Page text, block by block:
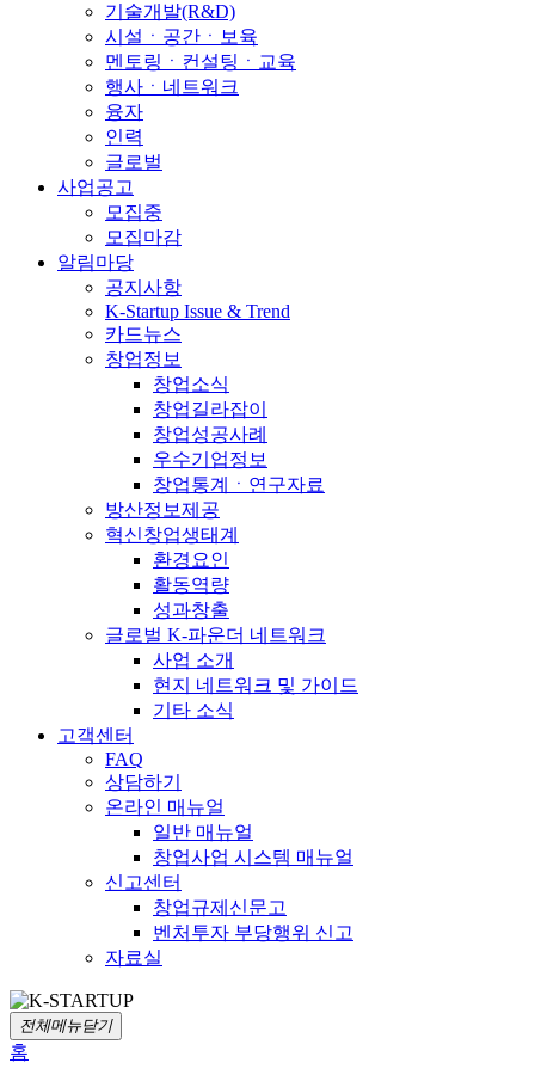
기술개발(R&D)
시설ㆍ공간ㆍ보육
멘토링ㆍ컨설팅ㆍ교육
행사ㆍ네트워크
융자
인력
글로벌
사업공고
모집중
모집마감
알림마당
공지사항
K-Startup Issue & Trend
카드뉴스
창업정보
창업소식
창업길라잡이
창업성공사례
우수기업정보
창업통계ㆍ연구자료
방산정보제공
혁신창업생태계
환경요인
활동역량
성과창출
글로벌 K-파운더 네트워크
사업 소개
현지 네트워크 및 가이드
기타 소식
고객센터
FAQ
상담하기
온라인 매뉴얼
일반 매뉴얼
창업사업 시스템 매뉴얼
신고센터
창업규제신문고
벤처투자 부당행위 신고
자료실
전체메뉴닫기
홈